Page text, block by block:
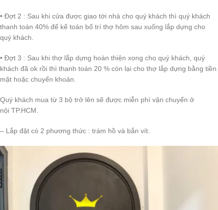
• Đợt 2 : Sau khi cửa được giao tới nhà cho quý khách thì quý khách
thanh toán 40% để kế toán bố trí thợ hôm sau xuống lắp dựng cho
quý khách.
• Đợt 3 : Sau khi thợ lắp dựng hoàn thiện xong cho quý khách, quý
khách đã ok rồi thì thanh toán 20 % còn lại cho thợ lắp dựng bằng tiền
mặt hoặc chuyển khoản.
Quý khách mua từ 3 bộ trở lên sẽ được miễn phí vận chuyển ở
nội TP.HCM.
– Lắp đặt có 2 phương thức : trám hồ và bắn vít.